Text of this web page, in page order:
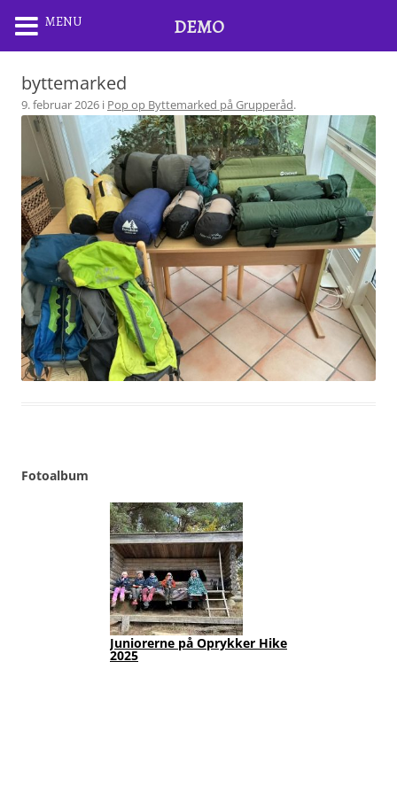
byttemarked
9. februar 2026 i Pop op Byttemarked på Grupperåd.
Fotoalbum
Juniorerne på Oprykker Hike
2025
MENU DEMO